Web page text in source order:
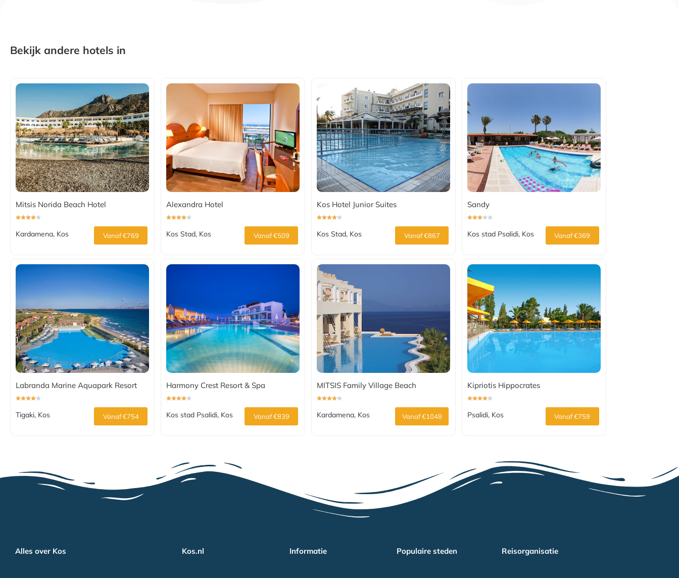
Bekijk andere hotels in
Mitsis Norida Beach Hotel
Kardamena, Kos Vanaf €769
Alexandra Hotel
Kos Stad, Kos Vanaf €509
Kos Hotel Junior Suites
Kos Stad, Kos Vanaf €867
Sandy
Kos stad Psalidi, Kos Vanaf €369
Labranda Marine Aquapark Resort
Tigaki, Kos Vanaf €754
Harmony Crest Resort & Spa
Kos stad Psalidi, Kos Vanaf €839
MITSIS Family Village Beach
Kardamena, Kos Vanaf €1048
Kipriotis Hippocrates
Psalidi, Kos Vanaf €759
Alles over Kos Kos.nl Informatie Populaire steden Reisorganisatie